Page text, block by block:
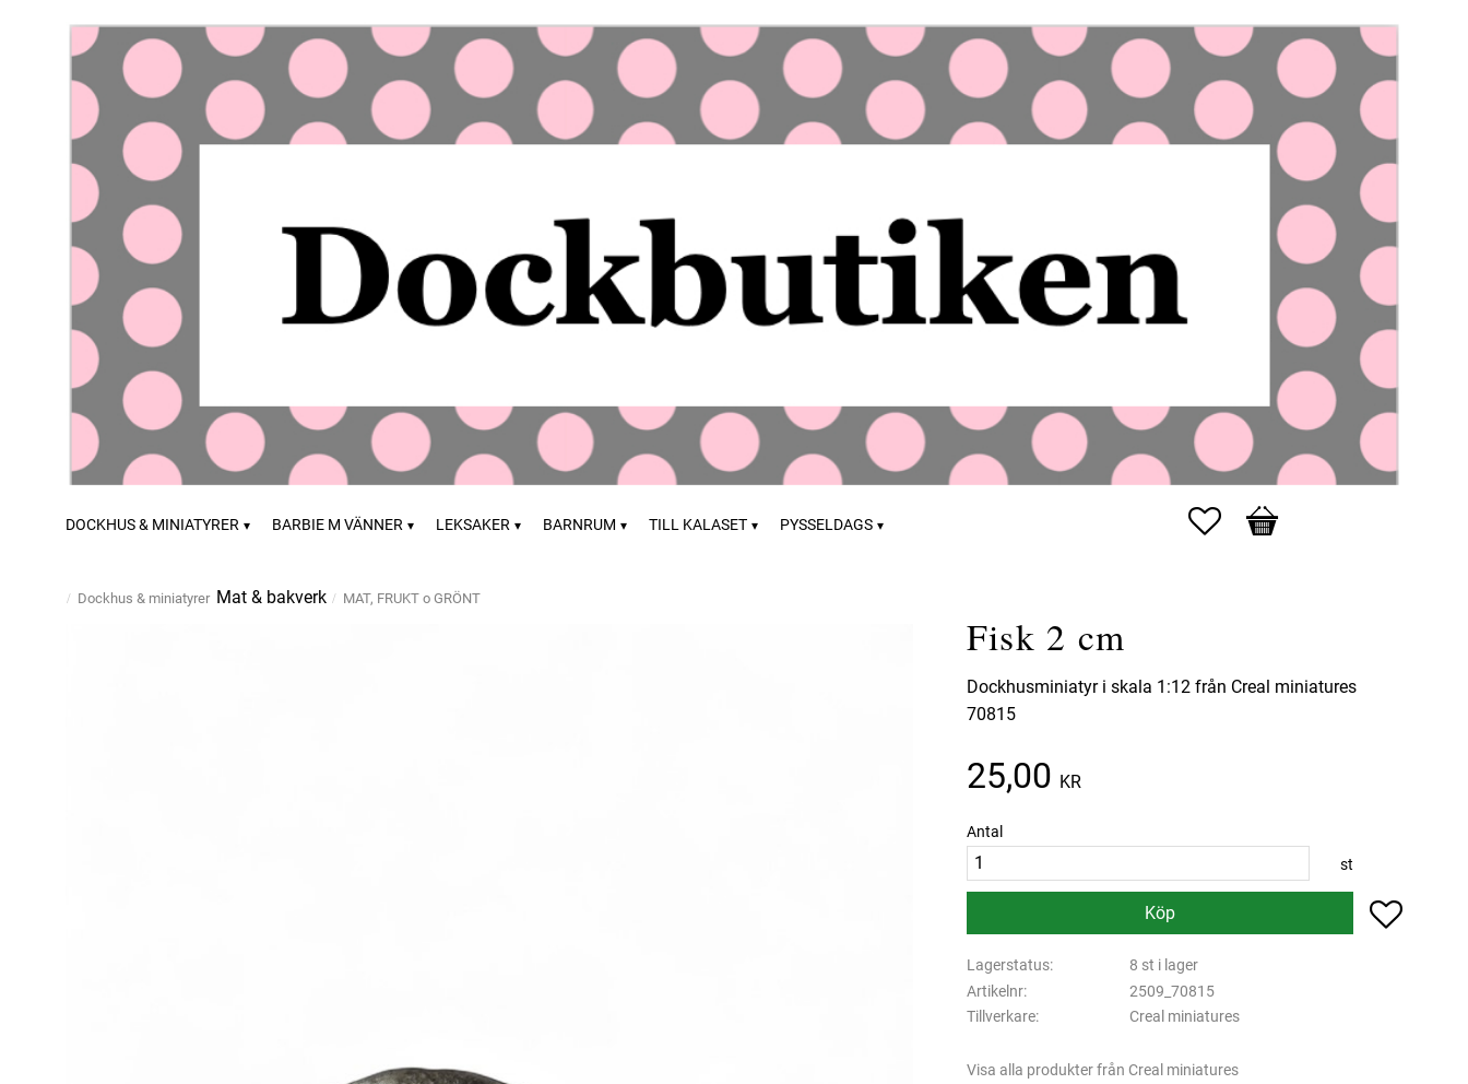
DOCKHUS & MINIATYRER BARBIE M VÄNNER LEKSAKER BARNRUM TILL KALASET PYSSELDAGS Favoriter
Kundvagn
Dockhus & miniatyrer Mat & bakverk MAT, FRUKT o GRÖNT
Fisk 2 cm
Dockhusminiatyr i skala 1:12 från Creal miniatures
70815
25,00 KR
Antal
st
Köp Lägg till
Lagerstatus
8 st i lager
Artikelnr
2509_70815
Tillverkare
Creal miniatures
Visa alla produkter från Creal miniatures